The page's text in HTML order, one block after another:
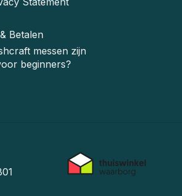
Betalen
messen zijn
beginners?